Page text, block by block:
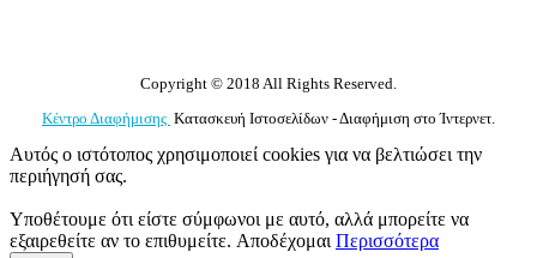
Copyright © 2018 All Rights Reserved.
Κέντρο Διαφήμισης Κατασκευή Ιστοσελίδων - Διαφήμιση στο Ίντερνετ.
Αυτός ο ιστότοπος χρησιμοποιεί cookies για να βελτιώσει την
περιήγησή σας.
Υποθέτουμε ότι είστε σύμφωνοι με αυτό, αλλά μπορείτε να
εξαιρεθείτε αν το επιθυμείτε. Αποδέχομαι Περισσότερα